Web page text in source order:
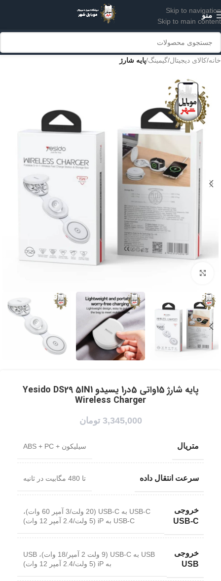
Skip to navigation
Skip to main content
منو
خانه کالای دیجیتال گیمینگ پایه شارژ
پایه شارژ 15واتی 5در1 یسیدو Yesido DS29 5IN1
Wireless Charger
3,345,000 تومان
متریال سیلیکون + ABS + PC
سرعت انتقال داده تا 480 مگابیت در ثانیه
خروجی
USB-C
USB-C به USB-C (20 ولت/3 آمپر 60 وات)،
USB-C به iP (5 ولت/2.4 آمپر 12 وات)
خروجی
USB
USB به USB-C (9 ولت 2 آمپر/18 وات)، USB
به iP (5 ولت/2.4 آمپر 12 وات)